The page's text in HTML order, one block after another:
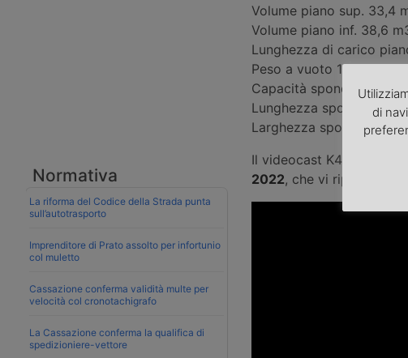
Normativa
La riforma del Codice della Strada punta
sull’autotrasporto
Imprenditore di Prato assolto per infortunio
col muletto
Cassazione conferma validità multe per
velocità col cronotachigrafo
La Cassazione conferma la qualifica di
spedizioniere-vettore
Volume piano sup. 33,4
Volume piano inf. 38,6
Lunghezza di carico
Peso a vuoto 10.500 kg
Capacità sponda
Lunghezza sponda
Larghezza sponda 2.080
Il videocast K44 Tecno
2022, che vi
di